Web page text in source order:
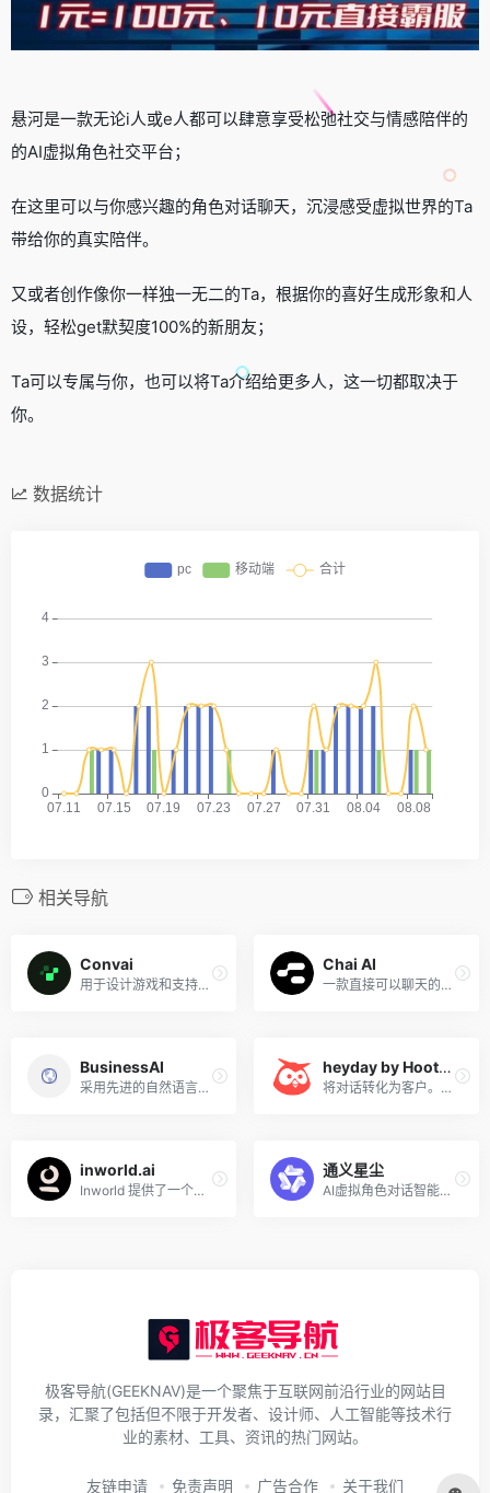
悬河是一款无论i人或e人都可以肆意享受松弛社交与情感陪伴的
的AI虚拟角色社交平台；
在这里可以与你感兴趣的角色对话聊天，沉浸感受虚拟世界的Ta
带给你的真实陪伴。
又或者创作像你一样独一无二的Ta，根据你的喜好生成形象和人
设，轻松get默契度100%的新朋友；
Ta可以专属与你，也可以将Ta介绍给更多人，这一切都取决于
你。
数据统计
相关导航
Convai
用于设计游戏和支持语音程序的文本转语音API。
Chai AI
一款直接可以聊天的网址，里面的机器人竟然可以用中文对话！
BusinessAI
采用先进的自然语言处理和机器学习技术，为您提供高效、个性化的服务！
heyday by Hootsuite
将对话转化为客户。使用我们的对话式 AI 聊天机器人，推动更多电子商务销售并大规模提供五星级客户服务。
inworld.ai
Inworld 提供了一个平台，用于将高级 NPC 行为和即兴对话添加到游戏和实时媒体中。使用文本到字符的提示来创建角色个性并使用 Inworld SDK 集成到体验中。
通义星尘
AI虚拟角色对话智能体！
极客导航(GEEKNAV)是一个聚焦于互联网前沿行业的网站目
录，汇聚了包括但不限于开发者、设计师、人工智能等技术行
业的素材、工具、资讯的热门网站。
友链申请 免责声明 广告合作 关于我们